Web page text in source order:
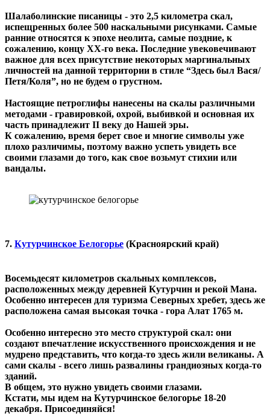
Шалаболинские писаницы - это 2,5 километра скал,
испещренных более 500 наскальными рисунками. Самые
ранние относятся к эпохе неолита, самые поздние, к
сожалению, концу XX-го века. Последние увековечивают
важное для всех присутствие некоторых маргинальных
личностей на данной территории в стиле “Здесь был Вася/
Петя/Коля”, но не будем о грустном.
Настоящие петроглифы нанесены на скалы различными
методами - гравировкой, охрой, выбивкой и основная их
часть принадлежит II веку до Нашей эры.
К сожалению, время берет свое и многие символы уже
плохо различимы, поэтому важно успеть увидеть все
своими глазами до того, как свое возьмут стихии или
вандалы.
7. Кутурчинское Белогорье (Красноярский край)
Восемьдесят километров скальных комплексов,
расположенных между деревней Кутурчин и рекой Мана.
Особенно интересен для туризма Северных хребет, здесь же
расположена самая высокая точка - гора Алат 1765 м.
Особенно интересно это место структурой скал: они
создают впечатление искусственного происхождения и не
мудрено представить, что когда-то здесь жили великаны. А
сами скалы - всего лишь развалины грандиозных когда-то
зданий.
В общем, это нужно увидеть своими глазами.
Кстати, мы идем на Кутурчинское белогорье 18-20
декабря. Присоединяйся!